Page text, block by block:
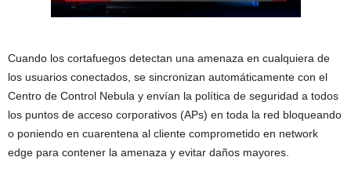
Cuando los cortafuegos detectan una amenaza en cualquiera de
los usuarios conectados, se sincronizan automáticamente con el
Centro de Control Nebula y envían la política de seguridad a todos
los puntos de acceso corporativos (APs) en toda la red bloqueando
o poniendo en cuarentena al cliente comprometido en network
edge para contener la amenaza y evitar daños mayores.